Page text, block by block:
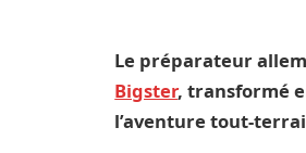
Le préparateur
Bigster, transformé
l’aventure tout-